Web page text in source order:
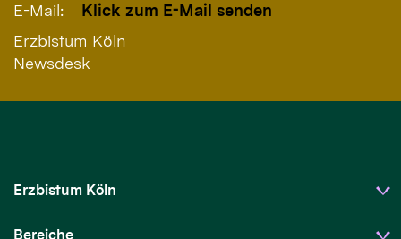
E-Mail:
Klick zum E-Mail senden
Erzbistum Köln
Newsdesk
Erzbistum Köln
Bereiche